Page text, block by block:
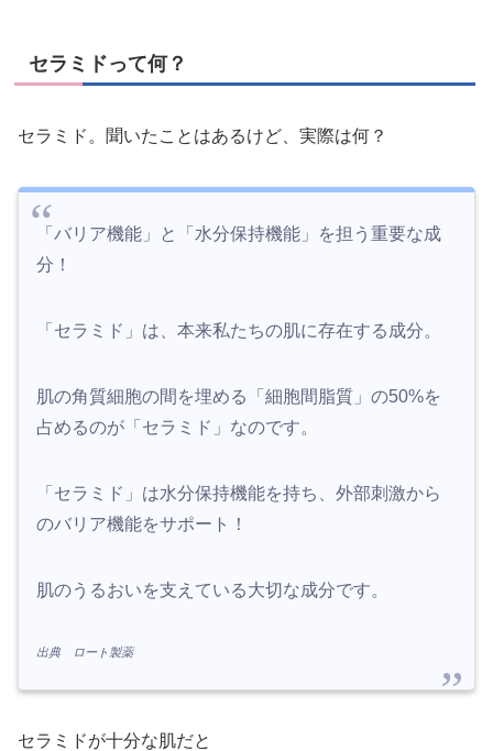
セラミドって何？
セラミド。聞いたことはあるけど、実際は何？
「バリア機能」と「水分保持機能」を担う重要な成
分！
「セラミド」は、本来私たちの肌に存在する成分。
肌の角質細胞の間を埋める「細胞間脂質」の50%を
占めるのが「セラミド」なのです。
「セラミド」は水分保持機能を持ち、外部刺激から
のバリア機能をサポート！
肌のうるおいを支えている大切な成分です。
出典 ロート製薬
セラミドが十分な肌だと